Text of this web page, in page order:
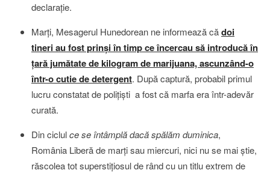
declaraţie.
Marţi, Mesagerul Hunedorean ne informează cădoi
tineri au fost prinşi în timp ce încercau să introducă în
ţară jumătate de kilogram de marijuana, ascunzând-o
într-o cutie de detergent. După captură, probabil primul
lucru constatat de poliţişti a fost că marfa era într-adevăr
curată.
Din ciclulce se întâmplă dacă spălăm duminica,
România Liberă de marţi sau miercuri, nici nu se mai ştie,
răscolea tot superstiţiosul de rând cu un titlu extrem de